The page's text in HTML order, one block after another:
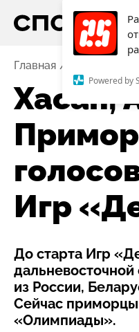
Powered by
Главная
Хасан,
Игр
До старта Игр
дальневосточной
из России,
Сейчас приморцы
«Олимпиады».